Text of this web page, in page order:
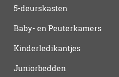
5-deurskasten
Baby- en Peuterkamers
Kinderledikantjes
Juniorbedden